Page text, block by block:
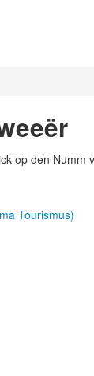
op den Numm
Tourismus)